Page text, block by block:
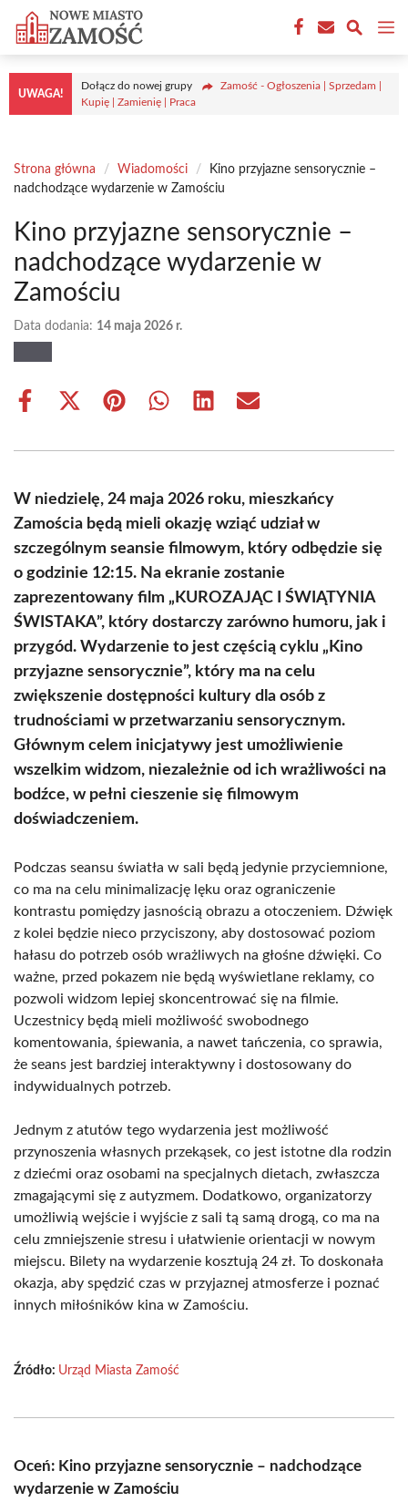
Przejdź
treści
UWAGA!
Dołącz do nowej grupy
Zamość - Ogłoszenia | Sprzedam |
Kupię | Zamienię | Praca
Strona główna / Wiadomości /
Kino przyjazne sensorycznie –
nadchodzące wydarzenie w Zamościu
Kino przyjazne sensorycznie –
nadchodzące wydarzenie w
Zamościu
Data dodania: 14 maja 2026 r.
Share
Share
(Twitter)
Share Share Share Share
W niedzielę, 24 maja 2026 roku, mieszkańcy
Zamościa będą mieli okazję wziąć udział w
szczególnym seansie filmowym, który odbędzie się
o godzinie 12:15. Na ekranie zostanie
zaprezentowany film „KUROZAJĄC I ŚWIĄTYNIA
ŚWISTAKA”, który dostarczy zarówno humoru, jak i
przygód. Wydarzenie to jest częścią cyklu „Kino
przyjazne sensorycznie”, który ma na celu
zwiększenie dostępności kultury dla osób z
trudnościami w przetwarzaniu sensorycznym.
Głównym celem inicjatywy jest umożliwienie
wszelkim widzom, niezależnie od ich wrażliwości na
bodźce, w pełni cieszenie się filmowym
doświadczeniem.
Podczas seansu światła w sali będą jedynie przyciemnione,
co ma na celu minimalizację lęku oraz ograniczenie
kontrastu pomiędzy jasnością obrazu a otoczeniem. Dźwięk
z kolei będzie nieco przyciszony, aby dostosować poziom
hałasu do potrzeb osób wrażliwych na głośne dźwięki. Co
ważne, przed pokazem nie będą wyświetlane reklamy, co
pozwoli widzom lepiej skoncentrować się na filmie.
Uczestnicy będą mieli możliwość swobodnego
komentowania, śpiewania, a nawet tańczenia, co sprawia,
że seans jest bardziej interaktywny i dostosowany do
indywidualnych potrzeb.
Jednym z atutów tego wydarzenia jest możliwość
przynoszenia własnych przekąsek, co jest istotne dla rodzin
z dziećmi oraz osobami na specjalnych dietach, zwłaszcza
zmagającymi się z autyzmem. Dodatkowo, organizatorzy
umożliwią wejście i wyjście z sali tą samą drogą, co ma na
celu zmniejszenie stresu i ułatwienie orientacji w nowym
miejscu. Bilety na wydarzenie kosztują 24 zł. To doskonała
okazja, aby spędzić czas w przyjaznej atmosferze i poznać
innych miłośników kina w Zamościu.
Źródło: Urząd Miasta Zamość
Oceń: Kino przyjazne sensorycznie – nadchodzące
wydarzenie w Zamościu